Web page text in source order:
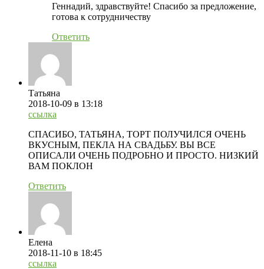
Геннадий, здравствуйте! Спасибо за предложение,
готова к сотрудничеству
Ответить
Татьяна
2018-10-09 в 13:18
ссылка
СПАСИБО, ТАТЬЯНА, ТОРТ ПОЛУЧИЛСЯ ОЧЕНЬ
ВКУСНЫМ, ПЕКЛА НА СВАДЬБУ. ВЫ ВСЕ
ОПИСАЛИ ОЧЕНЬ ПОДРОБНО И ПРОСТО. НИЗКИЙ
ВАМ ПОКЛОН
Ответить
Елена
2018-11-10 в 18:45
ссылка